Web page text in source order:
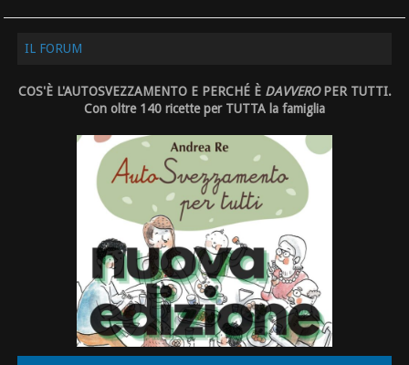
IL FORUM
COS'È L'AUTOSVEZZAMENTO E PERCHÉ È DAVVEROPER TUTTI.
Con oltre 140 ricette per TUTTA la famiglia